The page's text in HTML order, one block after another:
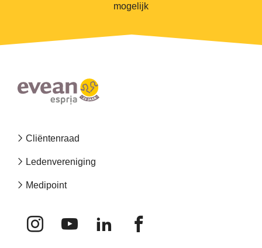
mogelijk
Footer
Cliëntenraad
Ledenvereniging
Medipoint